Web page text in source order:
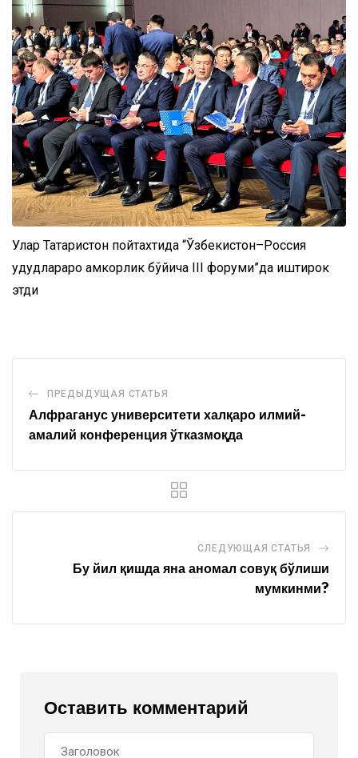
Улар Татаристон пойтахтида “Ўзбекистон–Россия
ҳудудлараро ҳамкорлик бўйича III форуми”да иштирок
этди
ПРЕДЫДУЩАЯ СТАТЬЯ
Алфраганус университети халқаро илмий-
амалий конференция ўтказмоқда
СЛЕДУЮЩАЯ СТАТЬЯ
Бу йил қишда яна аномал совуқ бўлиши
мумкинми?
Оставить комментарий